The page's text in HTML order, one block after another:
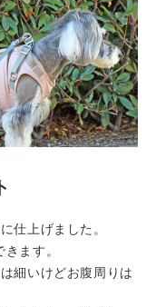
仕上げました。
ます。
細いけどお腹周りは